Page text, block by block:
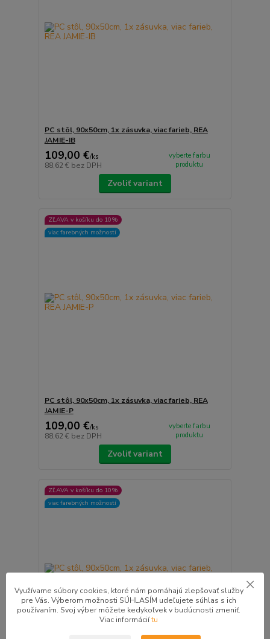
PC stôl, 90x50cm, 1x zásuvka, viac farieb, REA
JAMIE-IB
109,00 €/ks
88,62 € bez DPH
vyberte farbu
produktu
Zvoliť variant
ZĽAVA v košíku do 10%
viac farebných možností
PC stôl, 90x50cm, 1x zásuvka, viac farieb, REA
JAMIE-P
109,00 €/ks
88,62 € bez DPH
vyberte farbu
produktu
Zvoliť variant
ZĽAVA v košíku do 10%
viac farebných možností
Využívame súbory cookies, ktoré nám pomáhajú zlepšovať služby
pre Vás. Výberom možnosti SÚHLASÍM udeľujete súhlas s ich
používaním. Svoj výber môžete kedykoľvek v budúcnosti zmeniť.
Viac informáciítu